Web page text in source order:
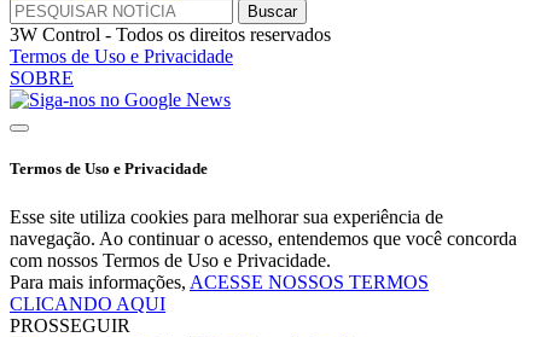
3W Control - Todos os direitos reservados
Termos de Uso e Privacidade
SOBRE
Termos de Uso e Privacidade
Esse site utiliza cookies para melhorar sua experiência de
navegação. Ao continuar o acesso, entendemos que você concorda
com nossos Termos de Uso e Privacidade.
Para mais informações, ACESSE NOSSOS TERMOS
CLICANDO AQUI
PROSSEGUIR